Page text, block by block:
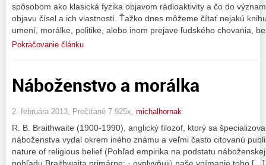
spôsobom ako klasická fyzika objavom rádioaktivity a čo do
objavu čísel a ich vlastností. Ťažko dnes môžeme čítať nejakú
umení, morálke, politike, alebo inom prejave ľudského chovania,
Pokračovanie článku
Náboženstvo a morálka
2. februára 2013, Prečítané 7 925x, michalhornak
R. B. Braithwaite (1900-1990), anglický filozof, ktorý sa
náboženstva vydal okrem iného známu a veľmi často citovanú
nature of religious belief (Pohľad empirika na podstatu